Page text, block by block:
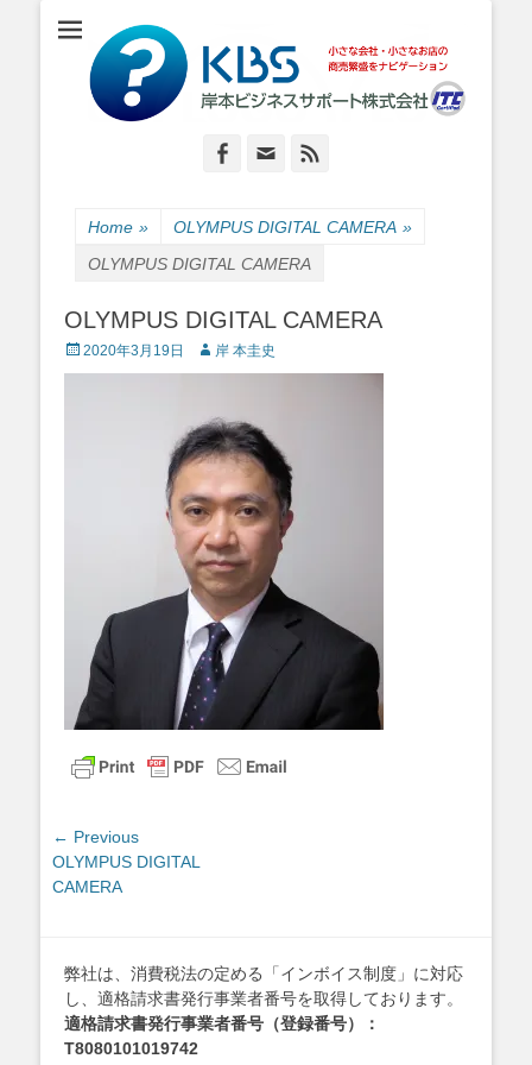
岸本ビジネスサポ
ート株式会社
小さな会社・小さなお店のIT経営をナビゲーション
Facebook
Email
Home » OLYMPUS DIGITAL CAMERA »
OLYMPUS DIGITAL CAMERA
OLYMPUS DIGITAL CAMERA
Posted
on
2020年3月19日 Author
岸 本圭史
投
稿
ナ
ー
シ
ョ
← Previous
Previous
post:
OLYMPUS DIGITAL
CAMERA
弊社は、消費税法の定める「インボイス制度」に対応
し、適格請求書発行事業者番号を取得しております。
適格請求書発行事業者番号（登録番号）：
T8080101019742